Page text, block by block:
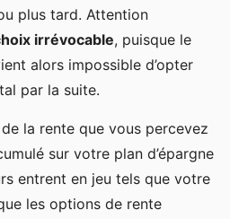
plus tard. Attention
irrévocable, puisque le
alors impossible d’opter
par la suite.
la rente que vous percevez
sur votre plan d’épargne
entrent en jeu tels que votre
les options de rente